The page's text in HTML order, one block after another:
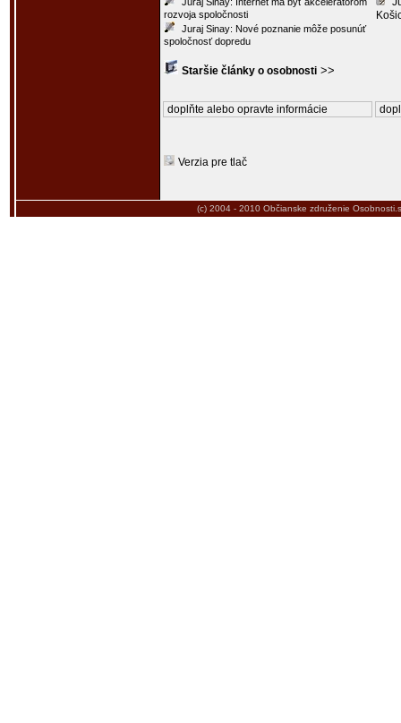
rozvoja spoločnosti
Juraj Sinay: Nové poznanie môže posunúť
spoločnosť dopredu
Staršie články o osobnosti >>
doplňte alebo opravte informácie
Verzia pre tlač
(c) 2004 - 2010 Občianske združenie